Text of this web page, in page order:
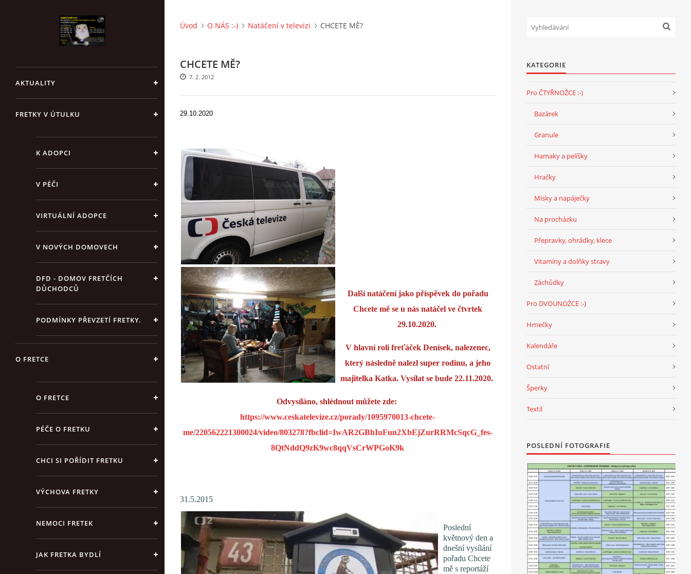
AKTUALITY
FRETKY V ÚTULKU
K ADOPCI
V PÉČI
VIRTUÁLNÍ ADOPCE
V NOVÝCH DOMOVECH
DFD - DOMOV FRETČÍCH
DŮCHODCŮ
PODMÍNKY PŘEVZETÍ FRETKY.
O FRETCE
O FRETCE
PÉČE O FRETKU
CHCI SI POŘÍDIT FRETKU
VÝCHOVA FRETKY
NEMOCI FRETEK
JAK FRETKA BYDLÍ
Úvod O NÁS :-) Natáčení v televizi CHCETE MĚ?
CHCETE MĚ?
7. 2. 2012
29.10.2020
Další natáčení jako příspěvek do pořadu
Chcete mě se u nás natáčel ve čtvrtek
29.10.2020.
V hlavní roli freťáček Denísek, nalezenec,
který následně nalezl super rodinu, a jeho
majitelka Katka. Vysílat se bude 22.11.2020.
Odvysíláno, shlédnout můžete zde:
https://www.ceskatelevize.cz/porady/1095970013-chcete-
me/220562221300024/video/803278?fbclid=IwAR2GBhIuFun2XbEjZurRRMcSqcG_fes-
8QtNddQ9zK9wc8qqVsCrWPGoK9k
31.5.2015
Poslední
květnový den a
dnešní vysílání
pořadu Chcete
mě s reportáží
KATEGORIE
Pro ČTYŘNOŽCE :-)
Bazárek
Granule
Hamaky a pelíšky
Hračky
Misky a napáječky
Na procházku
Přepravky, ohrádky, klece
Vitamíny a dolňky stravy
Záchůdky
Pro DVOUNOŽCE :-)
Hrnečky
Kalendáře
Ostatní
Šperky
Textil
POSLEDNÍ FOTOGRAFIE